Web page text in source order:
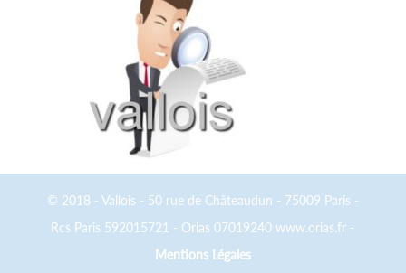
© 2018 - Vallois - 50 rue de Châteaudun - 75009 Paris -
Rcs Paris 592015721 - Orias 07019240 www.orias.fr -
Mentions Légales